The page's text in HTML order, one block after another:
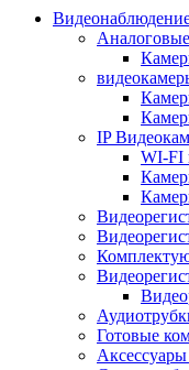
IP
WI-FI
Готовые